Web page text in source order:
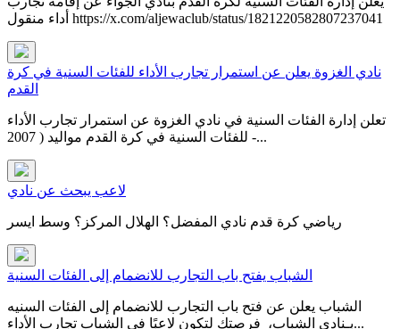
أداء منقول https://x.com/aljewaclub/status/1821220582807237041
نادي الغزوة يعلن عن استمرار تجارب الأداء للفئات السنية في كرة
القدم
تعلن إدارة الفئات السنية في نادي الغزوة عن استمرار تجارب الأداء
للفئات السنية في كرة القدم مواليد ( 2007 -...
لاعب يبحث عن نادي
رياضي كرة قدم نادي المفضل؟ الهلال المركز؟ وسط ايسر
الشباب يفتح باب التجارب للانضمام إلى الفئات السنية
الشباب يعلن عن فتح باب التجارب للانضمام إلى الفئات السنيه
بـنادي الشباب، فرصتك لتكون لاعبًا في ⁧‫الشباب‬⁩ ‏تجارب الأداء...